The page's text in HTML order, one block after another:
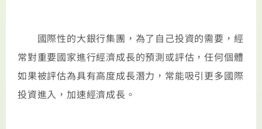
國際性的大銀行集團，為了自己投資的需要，經
常對重要國家進行經濟成長的預測或評估，任何個體
如果被評估為具有高度成長潛力，常能吸引更多國際
投資進入，加速經濟成長。